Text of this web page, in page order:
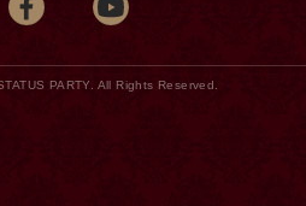
PARTY. All Rights Reserved.